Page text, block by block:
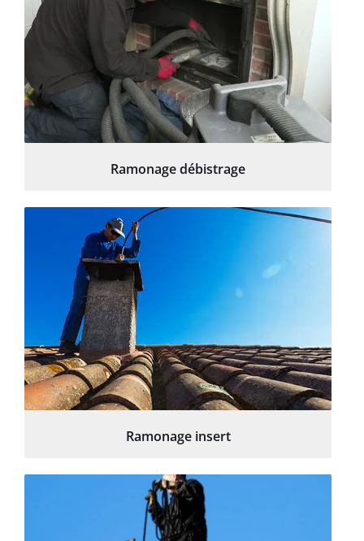
Ramonage débistrage
Ramonage insert